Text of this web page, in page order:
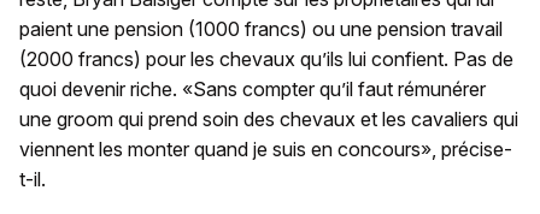
paient une pension (1000 francs) ou une pension travail
(2000 francs) pour les chevaux qu’ils lui confient. Pas de
quoi devenir riche. «Sans compter qu’il faut rémunérer
une groom qui prend soin des chevaux et les cavaliers qui
viennent les monter quand je suis en concours», précise-
t-il.